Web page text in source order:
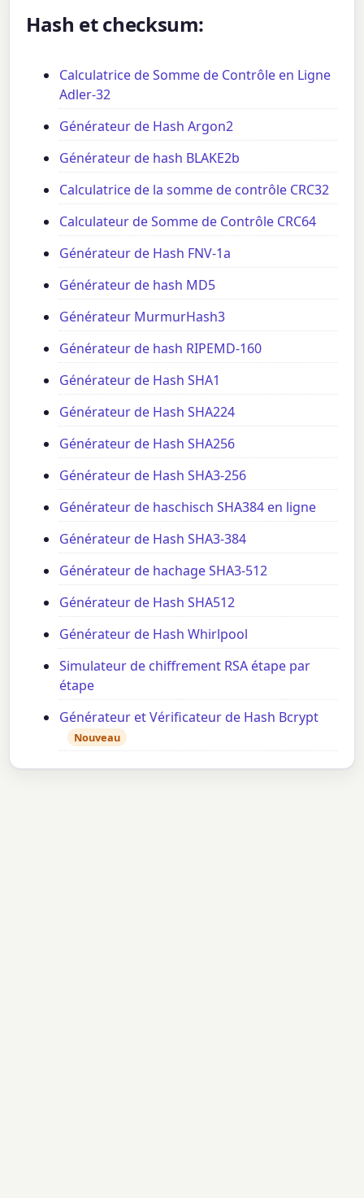
Hash et checksum:
Calculatrice de Somme de Contrôle en Ligne
Adler-32
Générateur de Hash Argon2
Générateur de hash BLAKE2b
Calculatrice de la somme de contrôle CRC32
Calculateur de Somme de Contrôle CRC64
Générateur de Hash FNV-1a
Générateur de hash MD5
Générateur MurmurHash3
Générateur de hash RIPEMD-160
Générateur de Hash SHA1
Générateur de Hash SHA224
Générateur de Hash SHA256
Générateur de Hash SHA3-256
Générateur de haschisch SHA384 en ligne
Générateur de Hash SHA3-384
Générateur de hachage SHA3-512
Générateur de Hash SHA512
Générateur de Hash Whirlpool
Simulateur de chiffrement RSA étape par
étape
Générateur et Vérificateur de Hash Bcrypt
Nouveau